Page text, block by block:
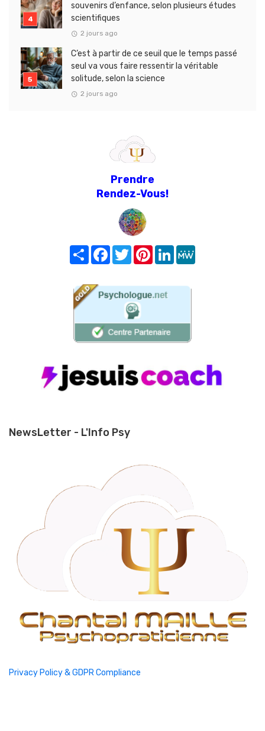
souvenirs d’enfance, selon plusieurs études
scientifiques
2 jours ago
C’est à partir de ce seuil que le temps passé
seul va vous faire ressentir la véritable
solitude, selon la science
2 jours ago
Prendre
Rendez-Vous!
Share FacebookTwitterPinterest
LinkedIn
NewsLetter - L'Info Psy
Privacy Policy & GDPR Compliance